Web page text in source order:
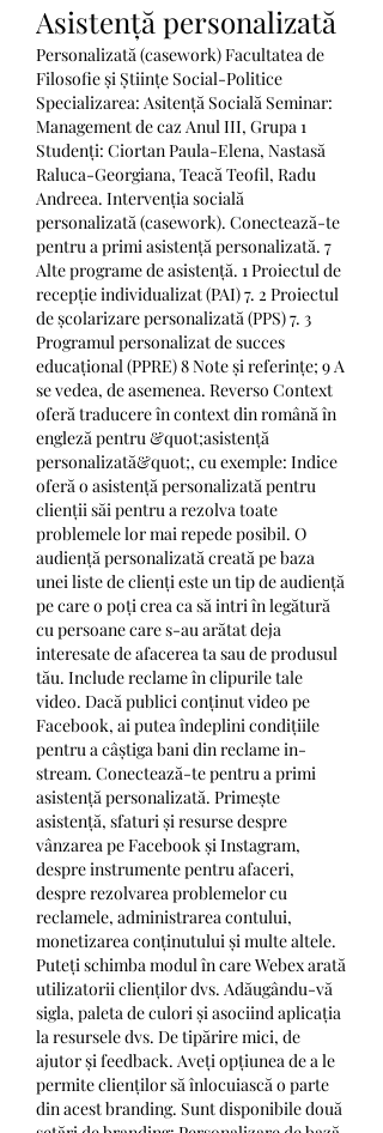
Asistență personalizată
Personalizată (casework) Facultatea de
Filosofie și Științe Social-Politice
Specializarea: Asitență Socială Seminar:
Management de caz Anul III, Grupa 1
Studenți: Ciortan Paula-Elena, Nastasă
Raluca-Georgiana, Teacă Teofil, Radu
Andreea. Intervenția socială
personalizată (casework). Conectează-te
pentru a primi asistență personalizată. 7
Alte programe de asistență. 1 Proiectul de
recepție individualizat (PAI) 7. 2 Proiectul
de școlarizare personalizată (PPS) 7. 3
Programul personalizat de succes
educațional (PPRE) 8 Note și referințe; 9 A
se vedea, de asemenea. Reverso Context
oferă traducere în context din română în
engleză pentru &quot;asistență
personalizată&quot;, cu exemple: Indice
oferă o asistență personalizată pentru
clienții săi pentru a rezolva toate
problemele lor mai repede posibil. O
audiență personalizată creată pe baza
unei liste de clienți este un tip de audiență
pe care o poți crea ca să intri în legătură
cu persoane care s-au arătat deja
interesate de afacerea ta sau de produsul
tău. Include reclame în clipurile tale
video. Dacă publici conținut video pe
Facebook, ai putea îndeplini condițiile
pentru a câștiga bani din reclame in-
stream. Conectează-te pentru a primi
asistență personalizată. Primește
asistență, sfaturi și resurse despre
vânzarea pe Facebook și Instagram,
despre instrumente pentru afaceri,
despre rezolvarea problemelor cu
reclamele, administrarea contului,
monetizarea conținutului și multe altele.
Puteți schimba modul în care Webex arată
utilizatorii clienților dvs. Adăugându-vă
sigla, paleta de culori și asociind aplicația
la resursele dvs. De tipărire mici, de
ajutor și feedback. Aveți opțiunea de a le
permite clienților să înlocuiască o parte
din acest branding. Sunt disponibile două